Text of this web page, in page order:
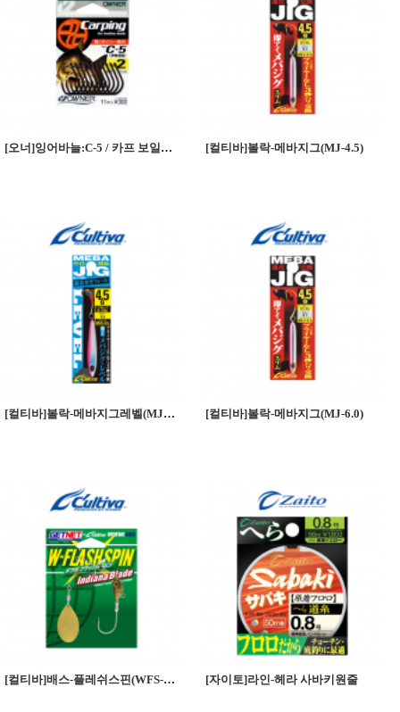
[오너]잉어바늘:C-5 / 카프 보일리전용훅 Carping [컬티바]볼락-메바지그(MJ-4.5)
[컬티바]볼락-메바지그레벨(MJL-3) [컬티바]볼락-메바지그(MJ-6.0)
[컬티바]배스-플레쉬스핀(WFS-11) 인디아나블레이드 [자이토]라인-헤라 사바키원줄